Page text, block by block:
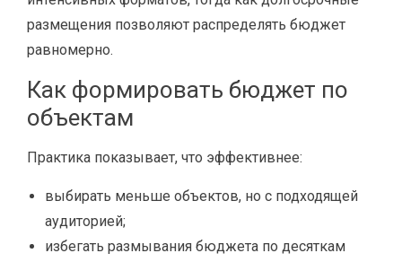
размещения позволяют распределять бюджет
равномерно.
Как формировать бюджет по
объектам
Практика показывает, что эффективнее:
выбирать меньше объектов, но с подходящей
аудиторией;
избегать размывания бюджета по десяткам